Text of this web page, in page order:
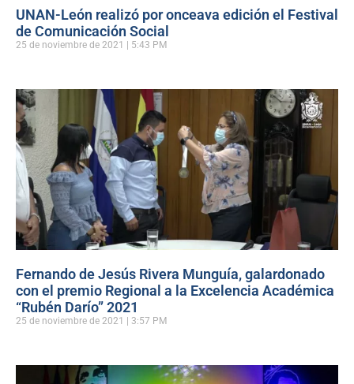
UNAN-León realizó por onceava edición el Festival
de Comunicación Social
25 de noviembre de 2021 5:43 PM
Fernando de Jesús Rivera Munguía, galardonado
con el premio Regional a la Excelencia Académica
“Rubén Darío” 2021
25 de noviembre de 2021 3:57 PM